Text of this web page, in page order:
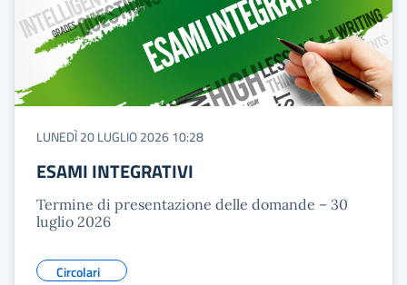
LUNEDÌ 20 LUGLIO 2026 10:28
ESAMI INTEGRATIVI
Termine di presentazione delle domande – 30
luglio 2026
Circolari